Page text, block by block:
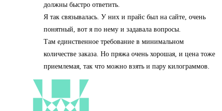
должны быстро ответить.
Я так связывалась. У них и прайс был на сайте, очень
понятный, вот я по нему и задавала вопросы.
Там единственное требование в минимальном
количестве заказа. Но пряжа очень хорошая, и цена тоже
приемлемая, так что можно взять и пару килограммов.